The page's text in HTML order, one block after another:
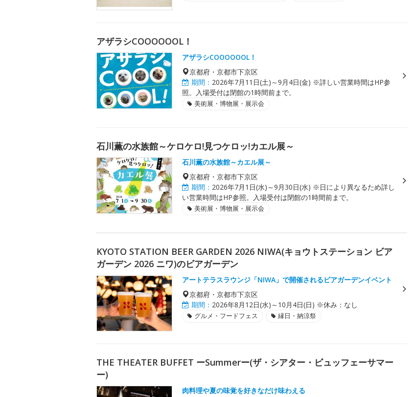
アザラシCOOOOOOL！
アザラシCOOOOOOL！
京都府・京都市下京区
期間： 2026年7月11日(土)～9月4日(金) ※詳しい営業時間はHP参
照。入場受付は閉館の1時間前まで。
美術展・博物展・展示会
石川薫の水族館～ケロケロ!見つケロッ!カエル展～
石川薫の水族館～カエル展～
京都府・京都市下京区
期間： 2026年7月1日(水)～9月30日(水) ※日により異なるため詳し
い営業時間はHP参照。入場受付は閉館の1時間前まで。
美術展・博物展・展示会
KYOTO STATION BEER GARDEN 2026 NIWA(キョウトステーション ビア
ガーデン 2026 ニワ)のビアガーデン
アートテラスラウンジ「NIWA」で開催されるビアガーデンイベント
京都府・京都市下京区
期間： 2026年8月12日(水)～10月4日(日) ※休み：なし
グルメ・フードフェス 縁日・納涼祭
THE THEATER BUFFET ーSummerー(ザ・シアター・ビュッフェーサマー
ー)
肉料理や夏の味覚を好きなだけ味わえる